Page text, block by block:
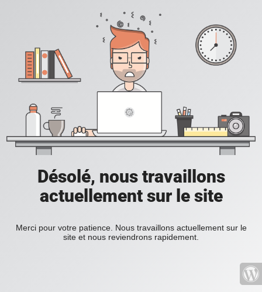
Désolé, nous travaillons
actuellement sur le site
Merci pour votre patience. Nous travaillons actuellement sur le
site et nous reviendrons rapidement.